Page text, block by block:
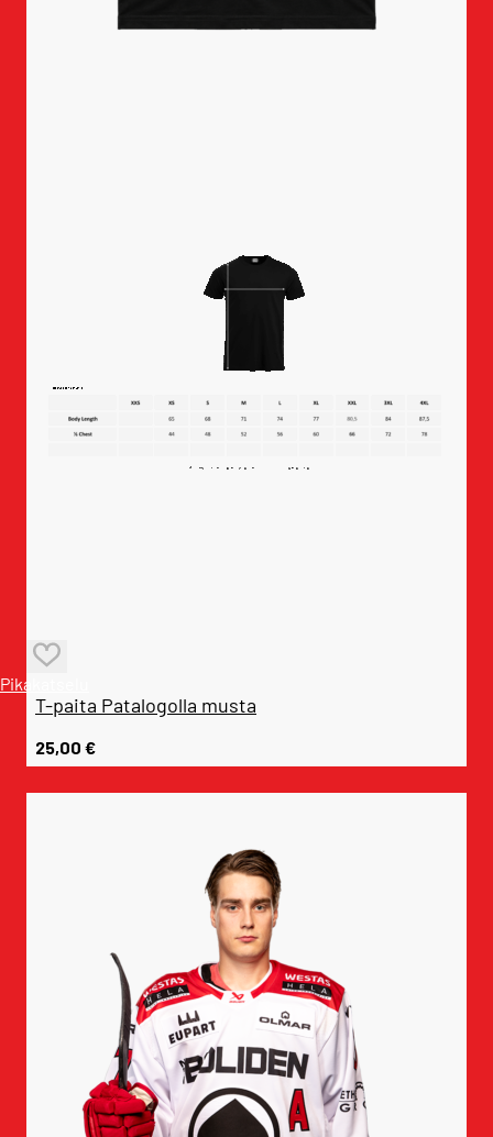
Pikakatselu
T-paita Patalogolla musta
25,00 €